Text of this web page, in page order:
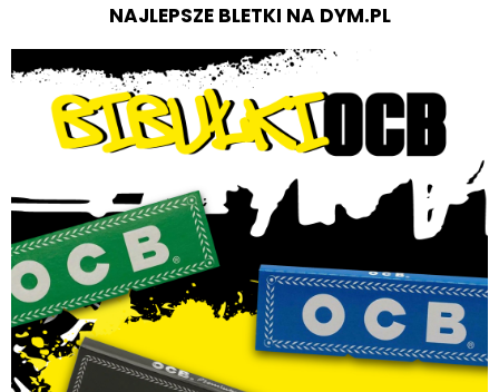
NAJLEPSZE BLETKI NA DYM.PL